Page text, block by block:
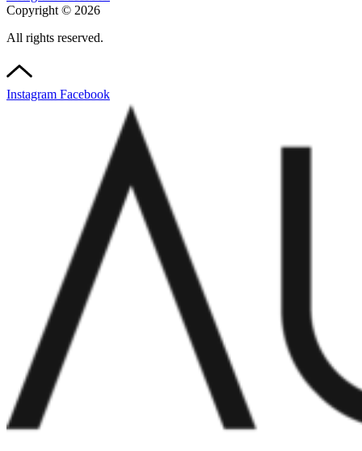
Copyright © 2026
All rights reserved.
Instagram Facebook